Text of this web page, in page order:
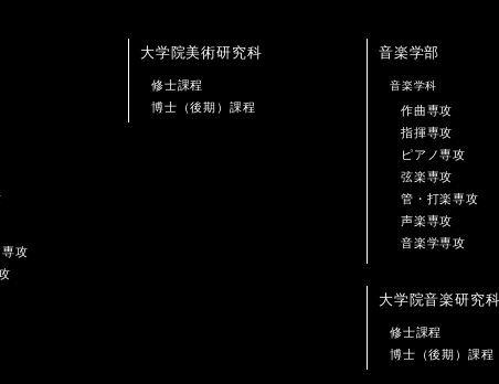
攻
大学院美術研究科
修士課程
博士（後期）課程
音楽学部
音楽学科
作曲専攻
指揮専攻
ピアノ専攻
弦楽専攻
管・打楽専攻
声楽専攻
音楽学専攻
大学院音楽研究科
修士課程
博士（後期）課程